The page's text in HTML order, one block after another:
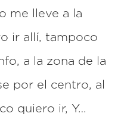
me lleve a la
ir allí, tampoco
a la zona de la
por el centro, al
quiero ir, Y…